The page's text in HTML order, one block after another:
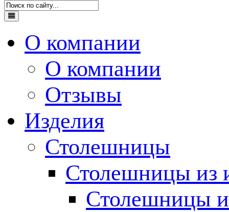
О компании
О компании
Отзывы
Изделия
Столешницы
Столешницы из
Столешницы